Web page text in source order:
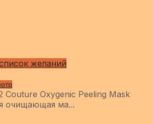
желаний
Couture Oxygenic Peeling Mask
очищающая ма...